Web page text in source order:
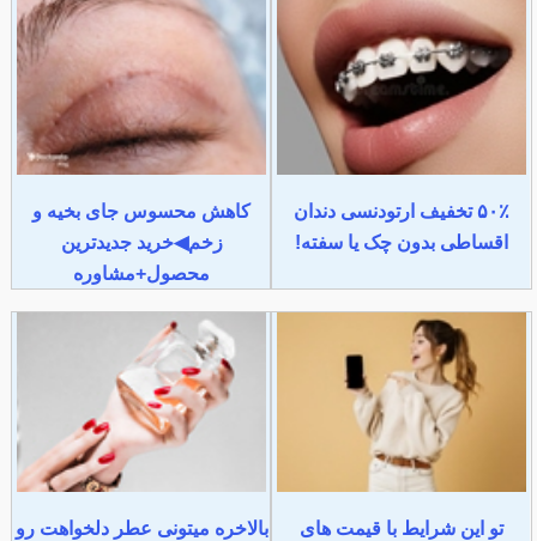
۵۰٪ تخفیف ارتودنسی دندان
اقساطی بدون چک یا سفته!
کاهش محسوس جای بخیه و
زخم◀خرید جدیدترین
محصول+مشاوره
تو این شرایط با قیمت های
بالاخره میتونی عطر دلخواهت رو